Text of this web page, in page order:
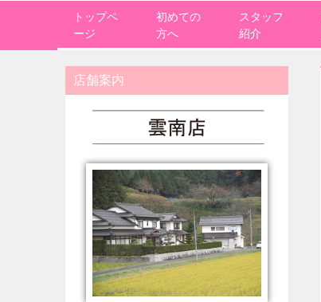
トップペ
ージ
初めての
方へ
スタッフ
紹介
店舗案内